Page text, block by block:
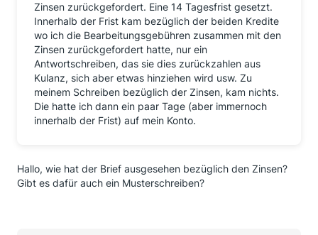
" Auch wegen der hohen Zahl an Anfragen bla bla bla
kann sich die Beantwortung des Anliegens verzögern
etc.
"Vor diesem Hintergrund und zur Sicherstellung einer
reibungslosen Erstattung, haben wir einen
standardisierten Prozess eingeführt. Daher bitten wir
Sie, das beigefüte Erstattungsformular vollständig
ausgefüllt an uns zurück zu senden. Bitten lassen sie
uns dieses Formular auch dann zukommen, falls sie
"Berechtigten Erstattungsverlangen werden wir
Zinsen zurückgefordert. Eine 14 Tagesfrist gesetzt.
Innerhalb der Frist kam bezüglich der beiden Kredite
wo ich die Bearbeitungsgebühren zusammen mit den
Zinsen zurückgefordert hatte, nur ein
Antwortschreiben, das sie dies zurückzahlen aus
Kulanz, sich aber etwas hinziehen wird usw. Zu
meinem Schreiben bezüglich der Zinsen, kam nichts.
Die hatte ich dann ein paar Tage (aber immernoch
innerhalb der Frist) auf mein Konto.
Hallo, wie hat der Brief ausgesehen bezüglich den Zinsen?
Gibt es dafür auch ein Musterschreiben?